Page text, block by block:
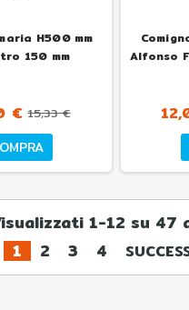
H500 mm
150 mm
€ 15,33 €
Alfonso
1-12 su 47
1
2 3 4